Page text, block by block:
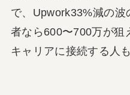
で、Upwork33%減の波
者なら600〜700万が狙
キャリアに接続する人